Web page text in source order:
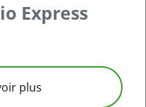
Express
plusà propos NovoDS